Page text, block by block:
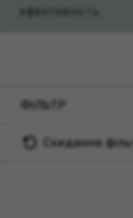
ефективність.
ФІЛЬТР
Скидання